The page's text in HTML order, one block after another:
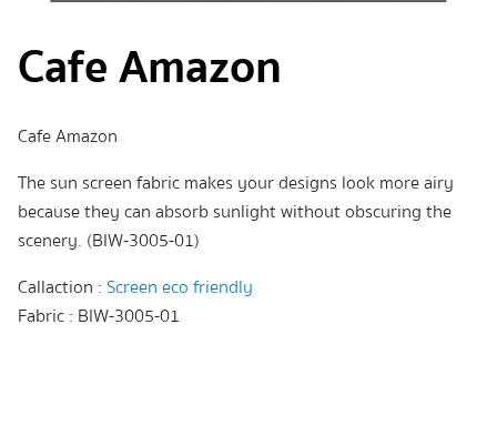
Cafe Amazon
Cafe Amazon
The sun screen fabric makes your designs look more airy
because they can absorb sunlight without obscuring the
scenery. (BIW-3005-01)
Callaction : Screen eco friendly
Fabric : BIW-3005-01